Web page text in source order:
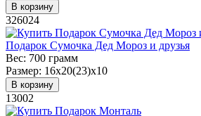
В корзину
326024
Подарок Сумочка Дед Мороз и друзья
Вес: 700 грамм
Размер: 16х20(23)х10
В корзину
13002